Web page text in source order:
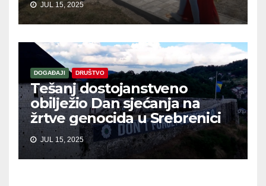
JUL 15, 2025
DOGAĐAJI DRUŠTVO
Tešanj dostojanstveno
obilježio Dan sjećanja na
žrtve genocida u Srebrenici
JUL 15, 2025